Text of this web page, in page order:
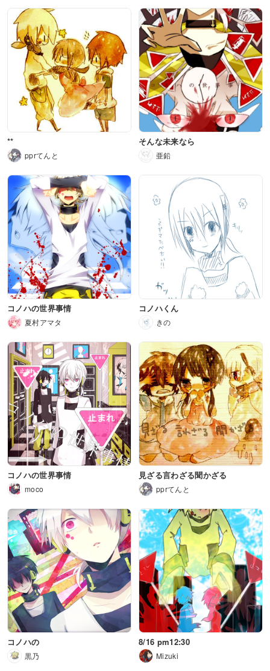
**
pprてんと
そんな未来なら
亜鉛
コノハの世界事情
夏村アマタ
コノハくん
きの
コノハの世界事情
moco
見ざる言わざる聞かざる
pprてんと
コノハの
黒乃
8/16 pm12:30
Mizuki